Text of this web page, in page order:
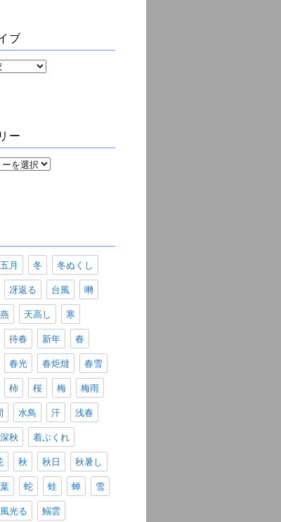
ブ
ー
五月 冬 冬ぬくし
冴返る 台風 囀
天高し 寒
待春 新年 春
春光 春炬燵 春雪
柿 桜 梅 梅雨
水鳥 汗 浅春
深秋 着ぶくれ
秋 秋日 秋暑し
蛇 蛙 蝉 雪
風光る 鰯雲